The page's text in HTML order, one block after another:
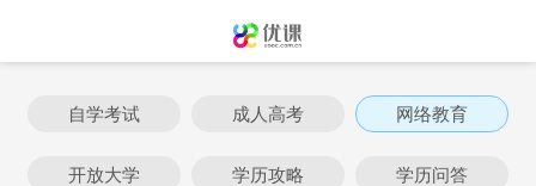
自学考试 成人高考 网络教育
开放大学 学历攻略 学历问答